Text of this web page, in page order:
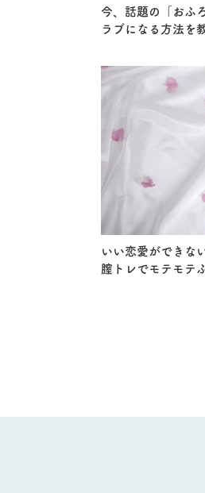
今、話題の「おふ
ラブになる方法を
いい恋愛ができな
膣トレでモテモテ